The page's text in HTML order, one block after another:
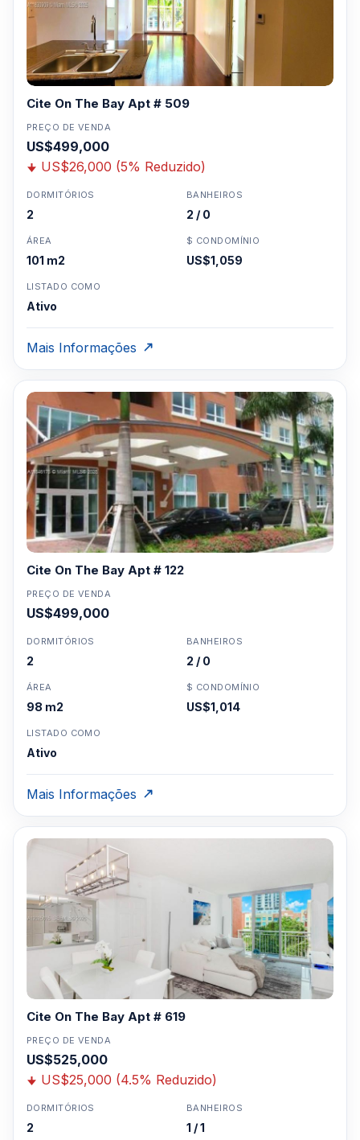
Cite On The Bay Apt # 509
PREÇO DE VENDA
US$499,000
US$26,000 (5% Reduzido)
DORMITÓRIOS
2
BANHEIROS
2 / 0
ÁREA
101 m2
$ CONDOMÍNIO
US$1,059
LISTADO COMO
Ativo
Mais Informações
Cite On The Bay Apt # 122
PREÇO DE VENDA
US$499,000
DORMITÓRIOS
2
BANHEIROS
2 / 0
ÁREA
98 m2
$ CONDOMÍNIO
US$1,014
LISTADO COMO
Ativo
Mais Informações
Cite On The Bay Apt # 619
PREÇO DE VENDA
US$525,000
US$25,000 (4.5% Reduzido)
DORMITÓRIOS
2
BANHEIROS
1 / 1